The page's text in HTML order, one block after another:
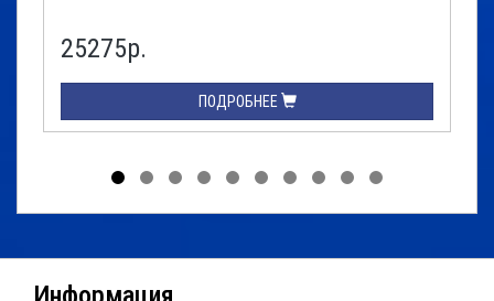
25275р.
ПОДРОБНЕЕ